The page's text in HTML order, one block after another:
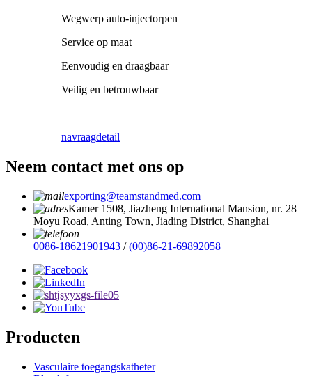
Wegwerp auto-injectorpen
Service op maat
Eenvoudig en draagbaar
Veilig en betrouwbaar
navraagdetail
Neem contact met ons op
exporting@teamstandmed.com
Kamer 1508, Jiazheng International Mansion, nr. 28
Moyu Road, Anting Town, Jiading District, Shanghai
0086-18621901943 /(00)86-21-69892058
Producten
Vasculaire toegangskatheter